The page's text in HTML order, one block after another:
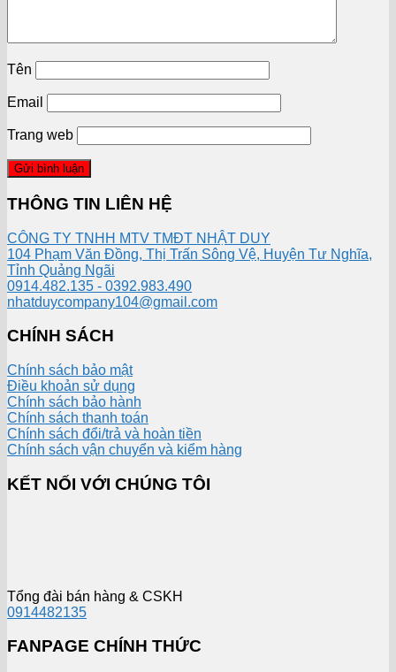
Tên
Email
Trang web
THÔNG TIN LIÊN HỆ
CÔNG TY TNHH MTV TMĐT NHẬT DUY
104 Phạm Văn Đồng, Thị Trấn Sông Vệ, Huyện Tư Nghĩa,
Tỉnh Quảng Ngãi
0914.482.135 - 0392.983.490
nhatduycompany104@gmail.com
CHÍNH SÁCH
Chính sách bảo mật
Điều khoản sử dụng
Chính sách bảo hành
Chính sách thanh toán
Chính sách đổi/trả và hoàn tiền
Chính sách vận chuyển và kiểm hàng
KẾT NỐI VỚI CHÚNG TÔI
Tổng đài bán hàng & CSKH
0914482135
FANPAGE CHÍNH THỨC